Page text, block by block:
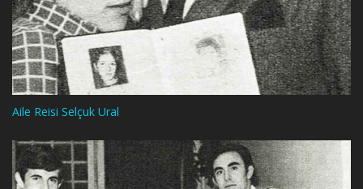
Aile Reisi Selçuk Ural